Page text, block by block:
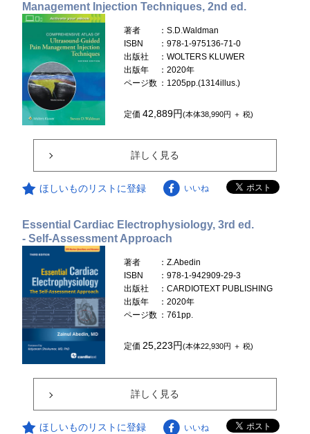
Management Injection Techniques, 2nd ed.
著者
：S.D.Waldman
ISBN
：978-1-975136-71-0
出版社
：WOLTERS KLUWER
出版年
：2020年
ページ数 ：1205pp.(1314illus.)
定価42,889円(本体38,990円 ＋ 税)
詳しく見る
ほしいものリストに登録 いいね
Essential Cardiac Electrophysiology, 3rd ed.
- Self-Assessment Approach
著者
：Z.Abedin
ISBN
：978-1-942909-29-3
出版社
：CARDIOTEXT PUBLISHING
出版年
：2020年
ページ数 ：761pp.
定価 25,223円(本体22,930円 ＋ 税)
詳しく見る
ほしいものリストに登録 いいね